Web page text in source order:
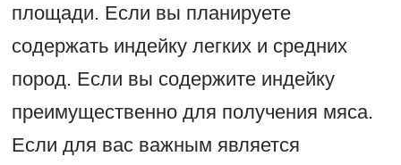
площади. Если вы планируете
содержать индейку легких и средних
пород. Если вы содержите индейку
преимущественно для получения мяса.
Если для вас важным является